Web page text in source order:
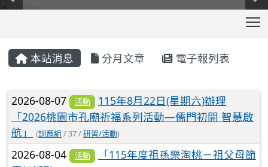
本站消息 分月文章 電子報列表
文章列表
2026-08-07 活動
115年8月22日(星期六)辦理
「2026桃園市孔廟祈福系列活動—儒門初開 智慧啟
航」
(訓育組 / 37 /研習/活動)
2026-08-04 活動
「115年度祖孫樂淘桃－祖父母節